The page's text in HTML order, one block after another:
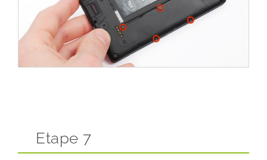
Etape 7